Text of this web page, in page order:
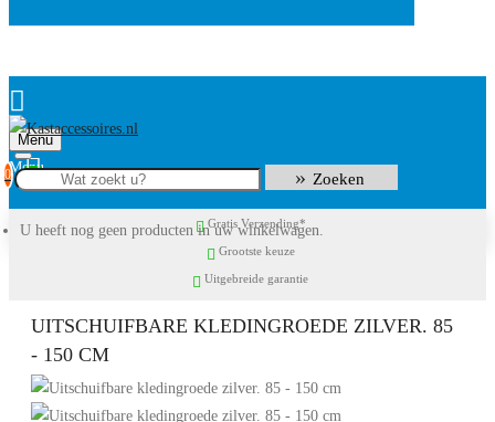
Menu
0
U heeft nog geen producten in uw winkelwagen.
Zoeken
Gratis Verzending*
Grootste keuze
Uitgebreide garantie
UITSCHUIFBARE KLEDINGROEDE ZILVER. 85
- 150 CM